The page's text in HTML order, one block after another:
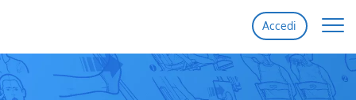
Home
Accedi